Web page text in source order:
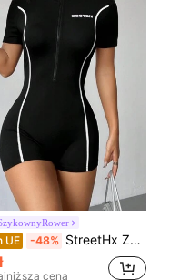
UE -48% StreetHx Zapinany na zamek kombinezon w paski ze stójką
cena